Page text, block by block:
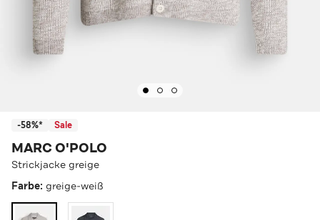
-58%* Sale
MARC O'POLO
Strickjacke greige
Farbe: greige-weiß